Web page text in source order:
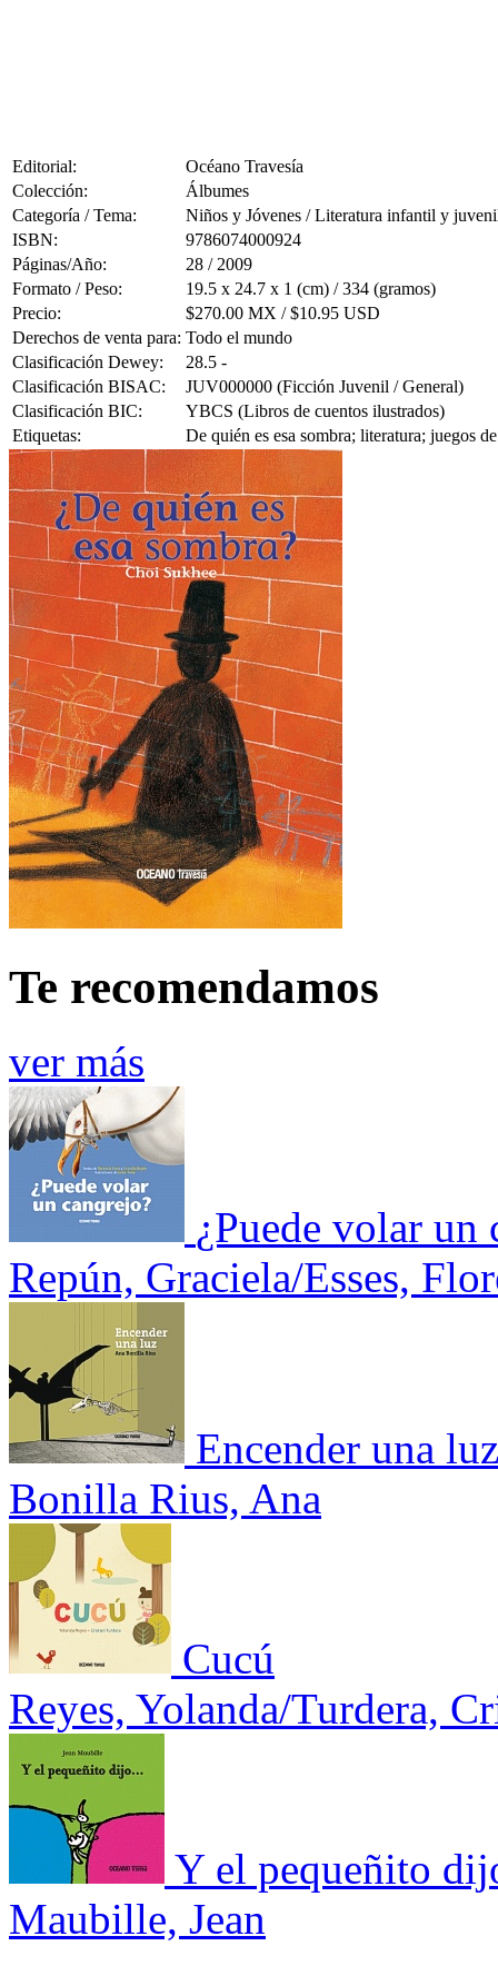
Editorial:
Océano Travesía
Colección:
Álbumes
Categoría / Tema:
Niños y Jóvenes / Literatura infantil y
ISBN:
9786074000924
Páginas/Año:
28 / 2009
Formato / Peso:
19.5 x 24.7 x 1 (cm) / 334 (gramos)
Precio:
$270.00 MX / $10.95 USD
Derechos de venta para: Todo el mundo
Clasificación Dewey:
28.5 -
Clasificación BISAC:
JUV000000 (Ficción Juvenil / General)
Clasificación BIC:
YBCS (Libros de cuentos ilustrados)
Etiquetas:
De quién es esa sombra; literatura; juegos
Te recomendamos
ver más
¿Puede volar un
Repún, Graciela/Esses,
Encender una luz
Bonilla Rius, Ana
Cucú
Reyes, Yolanda/Turdera,
Y el pequeñito
Maubille, Jean